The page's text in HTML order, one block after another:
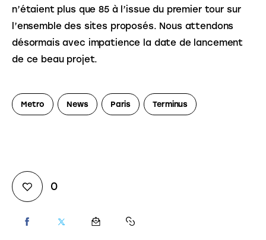
n’étaient plus que 85 à l’issue du premier tour sur
l’ensemble des sites proposés. Nous attendons
désormais avec impatience la date de lancement
de ce beau projet.
Metro News Paris Terminus
0